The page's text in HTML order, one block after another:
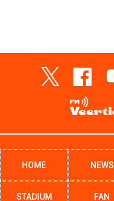
HOME NEWS
STADIUM FAN